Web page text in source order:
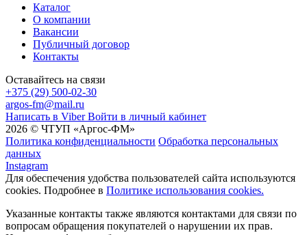
Каталог
О компании
Вакансии
Публичный договор
Контакты
Оставайтесь на связи
+375 (29) 500-02-30
argos-fm@mail.ru
Написать в Viber Войти в личный кабинет
2026 © ЧТУП «Аргос-ФМ»
Политика конфиденциальности Обработка персональных
данных
Instagram
Для обеспечения удобства пользователей сайта используются
cookies. Подробнее в Политике использования cookies.
Указанные контакты также являются контактами для связи по
вопросам обращения покупателей о нарушении их прав.